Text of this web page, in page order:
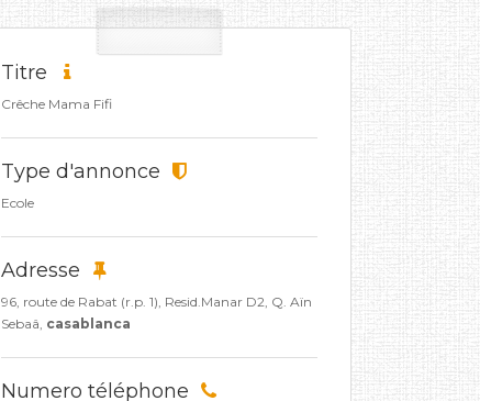
Titre
Crêche Mama Fifi
Type d'annonce
Ecole
Adresse
96, route de Rabat (r.p. 1), Resid.Manar D2, Q. Aïn
Sebaâ, casablanca
Numero téléphone